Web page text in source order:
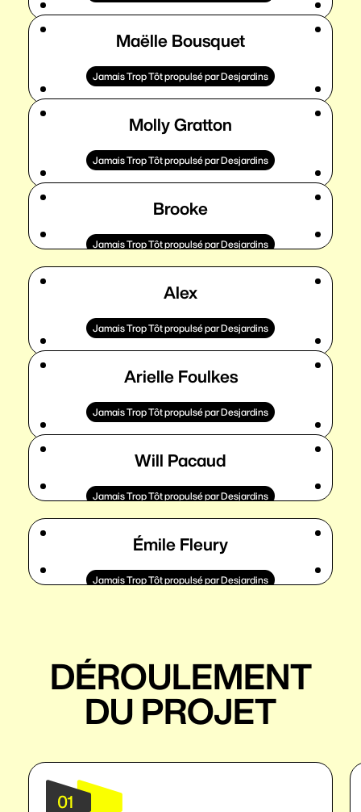
Maëlle Bousquet
Jamais Trop Tôt propulsé par Desjardins
Molly Gratton
Jamais Trop Tôt propulsé par Desjardins
Brooke
Jamais Trop Tôt propulsé par Desjardins
Alex
Jamais Trop Tôt propulsé par Desjardins
Arielle Foulkes
Jamais Trop Tôt propulsé par Desjardins
Will Pacaud
Jamais Trop Tôt propulsé par Desjardins
Émile Fleury
Jamais Trop Tôt propulsé par Desjardins
DÉROULEMENT
DU PROJET
01